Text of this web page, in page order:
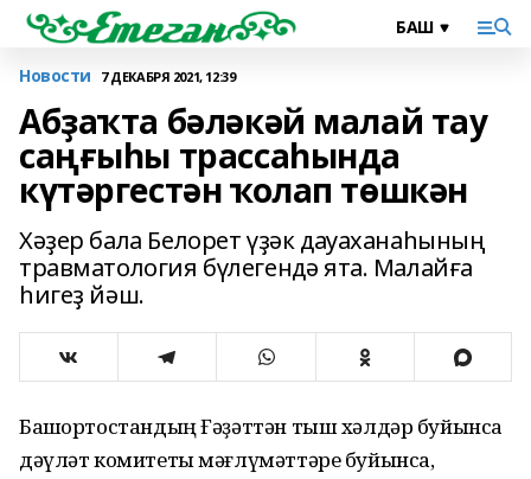
Новости 7 ДЕКАБРЯ 2021, 12:39
Абҙаҡта бәләкәй малай тау
саңғыһы трассаһында
күтәргестән ҡолап төшкән
Хәҙер бала Белорет үҙәк дауаханаһының
травматология бүлегендә ята. Малайға
һигеҙ йәш.
Башҡортостандың Ғәҙәттән тыш хәлдәр буйынса
дәүләт комитеты мәғлүмәттәре буйынса,